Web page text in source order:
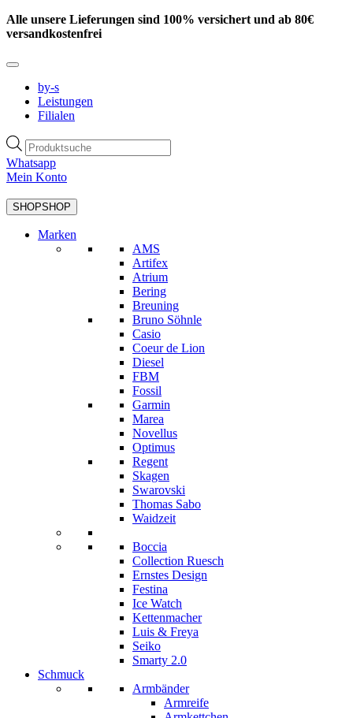
Zum
Inhalt
Alle unsere Lieferungen sind 100% versichert und ab 80€
versandkostenfrei
by-s
Leistungen
Filialen
Products
search
Whatsapp
Mein Konto
SHOPSHOP
Marken
AMS
Artifex
Atrium
Bering
Breuning
Bruno Söhnle
Casio
Coeur de Lion
Diesel
FBM
Fossil
Garmin
Marea
Novellus
Optimus
Regent
Skagen
Swarovski
Thomas Sabo
Waidzeit
Boccia
Collection Ruesch
Ernstes Design
Festina
Ice Watch
Kettenmacher
Luis & Freya
Seiko
Smarty 2.0
Schmuck
Armbänder
Armreife